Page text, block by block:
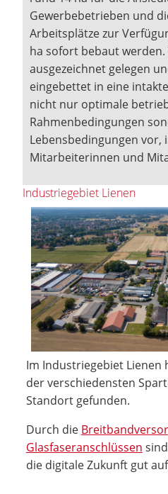
Gewerbebetrieben und
Arbeitsplätze zur
ha sofort bebaut
ausgezeichnet gelegen
eingebettet in eine
nicht nur optimale
Rahmenbedingungen
Lebensbedingungen vor,
Mitarbeiterinnen und
Industriegebiet Lienen
Im Industriegebiet Lienen
der verschiedensten
Standort gefunden.
Durch die
Glasfaseranschlüssen
die digitale Zukunft gut